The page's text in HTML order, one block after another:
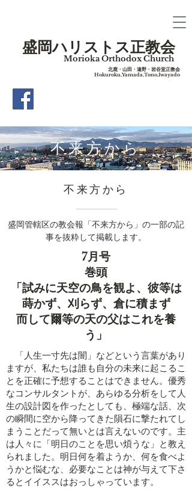
盛岡ハリストス正教会
Morioka Orthodox Church
​北鹿・山田・遠野・岩谷堂正教会
Hokuroku,Yamada,Tono,Iwayado
​不来方から
​不来方から
盛岡管轄区の教会報「不来方から」の一部の記
事を抜粋して掲載します。
7月号
​巻頭
「試みに天空の鳥を観よ、彼等は
蒔かず、刈らず、倉に積まず
而して爾等の天の父はこれを養
う」
「人生一寸先は闇」などという言葉があり
ますが、私たちは誰も自分の未来に起こるこ
とを正確に予想することはできません。優秀
なコンサルタントが、あらゆる分析をして人
生の設計図を作ったとしても、極端な話、次
の瞬間に空から降ってきた隕石に撃たれてし
まうことだって無いとは言えないのです。主
は人々に「明日のことを思い煩うな」と教え
られました。明日何を着ようか、何を食べよ
うかと悩むな、必要なことは神が与えて下さ
るとイイススはおっしゃっています。